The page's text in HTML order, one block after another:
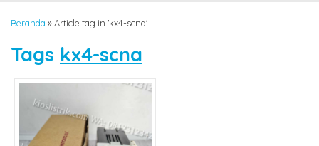
Beranda »Article tag in 'kx4-scna'
Tags kx4-scna